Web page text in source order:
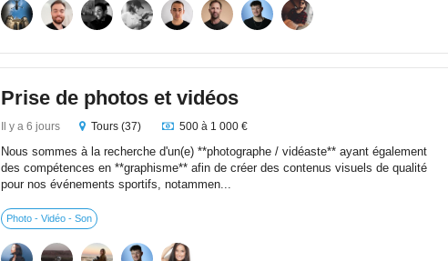
Prise de photos et vidéos
Il y a 6 jours Tours (37) 500 à 1 000 €
Nous sommes à la recherche d'un(e) **photographe / vidéaste** ayant également
des compétences en **graphisme** afin de créer des contenus visuels de qualité
pour nos événements sportifs, notammen...
Photo - Vidéo - Son